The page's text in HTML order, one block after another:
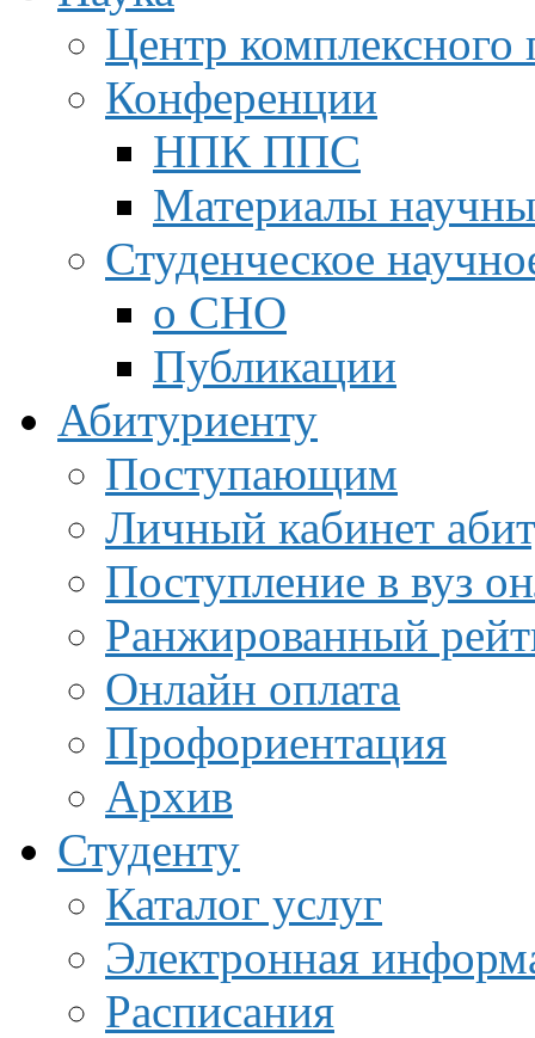
Центр
Конференции
НПК ППС
Материалы
Студенческое
о СНО
Публикации
Абитуриенту
Поступающим
Личный кабинет
Поступление в вуз
Ранжированный
Онлайн оплата
Профориентация
Архив
Студенту
Каталог услуг
Электронная
Расписания